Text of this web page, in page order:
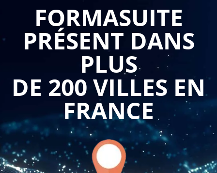
workflow de production graphique, permettant une création
rapide et professionnelle de supports visuels variés.
formation maîtriser les fonctionnalités de base de
accompagne les participants dans la découverte
complète de l'interface intuitive et des fonctionnalités clés de
cette solution cloud. Les apprenants développent une
maîtrise progressive de la sélection et de la personnalisation
des modèles de design, compétence fondamentale pour
optimiser leur productivité créative. Formasuite
adapte
gratuitement le programme aux spécificités de votre secteur
d'activité, garantissant une approche personnalisée qui
FORMASUITE
PRÉSENT DANS
PLUS
DE 200 VILLES EN
FRANCE